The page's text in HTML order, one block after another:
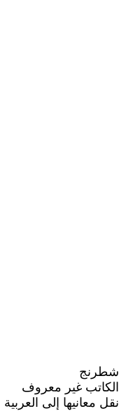
شطرنج
الكاتب غير معروف
نقل معانيها إلى